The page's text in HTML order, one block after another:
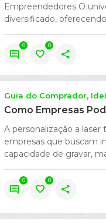
Empreendedores O
diversificado,
comment
0
favorite
0
share
Guia do Comprador
Como Empresas
A personalização a
empresas que buscam
capacidade de gravar,
comment
0
favorite
0
share